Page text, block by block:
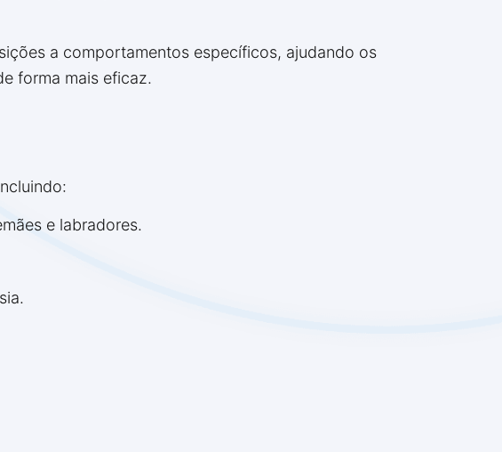
a comportamentos específicos, ajudando os
forma mais eficaz.
e labradores.